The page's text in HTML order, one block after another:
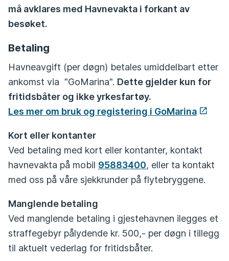
må avklares med Havnevakta i forkant av
besøket.
Betaling
Havneavgift (per døgn) betales umiddelbart etter
ankomst via "GoMarina". Dette gjelder kun for
fritidsbåter og ikke yrkesfartøy.
Les mer om bruk og registering i GoMarina
Kort eller kontanter
Ved betaling med kort eller kontanter, kontakt
havnevakta på mobil 95883400, eller ta kontakt
med oss på våre sjekkrunder på flytebryggene.
Manglende betaling
Ved manglende betaling i gjestehavnen ilegges et
straffegebyr pålydende kr. 500,- per døgn i tillegg
til aktuelt vederlag for fritidsbåter.